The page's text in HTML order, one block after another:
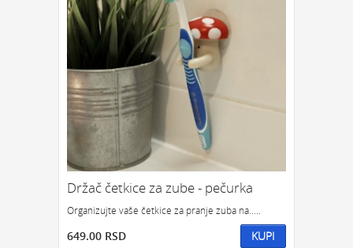
GEDŽETI LED IPHONE LED SVETLO
POKLON ZA TINEJDŽERE
IZDVAJAMO:
NAJPRODAVANIJE
PRONAĐI
Držač četkice za zube - pečurka
Organizujte vaše četkice za pranje zuba na.....
649.00 RSD KUPI